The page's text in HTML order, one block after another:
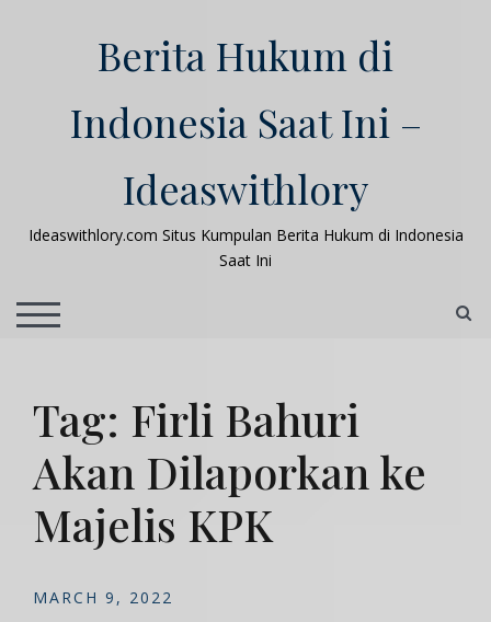
Berita Hukum di
Indonesia Saat Ini –
Ideaswithlory
Ideaswithlory.com Situs Kumpulan Berita Hukum di Indonesia
Saat Ini
TOGGLE MOBILE MENU
Tag: Firli Bahuri
Akan Dilaporkan ke
Majelis KPK
MARCH 9, 2022